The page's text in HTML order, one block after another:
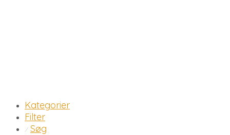
Kategorier
Filter
⁄ Søg